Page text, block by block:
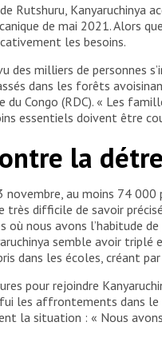
Rutshuru, Kanyaruchinya
de mai 2021. Alors
les besoins.
des milliers de
dans les forêts
du Congo (RDC). « Les
essentiels doivent être
la
au moins 74
difficile de savoir
où nous avons l’habitude
semble avoir triplé
dans les écoles, créant
pour rejoindre
les affrontements dans
la situation : « Nous